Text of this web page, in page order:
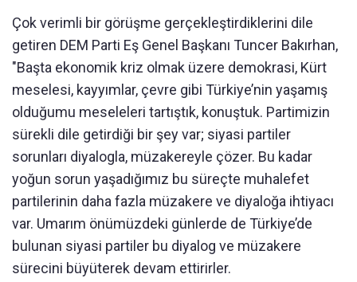
Çok verimli bir görüşme gerçekleştirdiklerini dile
getiren DEM Parti Eş Genel Başkanı Tuncer Bakırhan,
"Başta ekonomik kriz olmak üzere demokrasi, Kürt
meselesi, kayyımlar, çevre gibi Türkiye’nin yaşamış
olduğumu meseleleri tartıştık, konuştuk. Partimizin
sürekli dile getirdiği bir şey var; siyasi partiler
sorunları diyalogla, müzakereyle çözer. Bu kadar
yoğun sorun yaşadığımız bu süreçte muhalefet
partilerinin daha fazla müzakere ve diyaloğa ihtiyacı
var. Umarım önümüzdeki günlerde de Türkiye’de
bulunan siyasi partiler bu diyalog ve müzakere
sürecini büyüterek devam ettirirler.